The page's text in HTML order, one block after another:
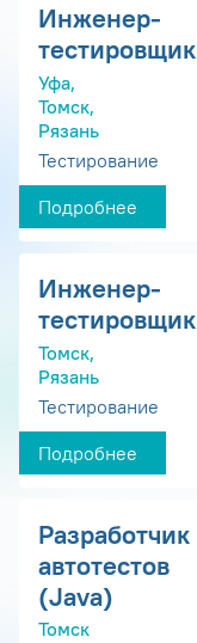
Инженер-
тестировщик
Уфа,
Томск,
Рязань
Тестирование
Подробнее
Инженер-
тестировщик
Томск,
Рязань
Тестирование
Подробнее
Разработчик
автотестов
(Java)
Томск